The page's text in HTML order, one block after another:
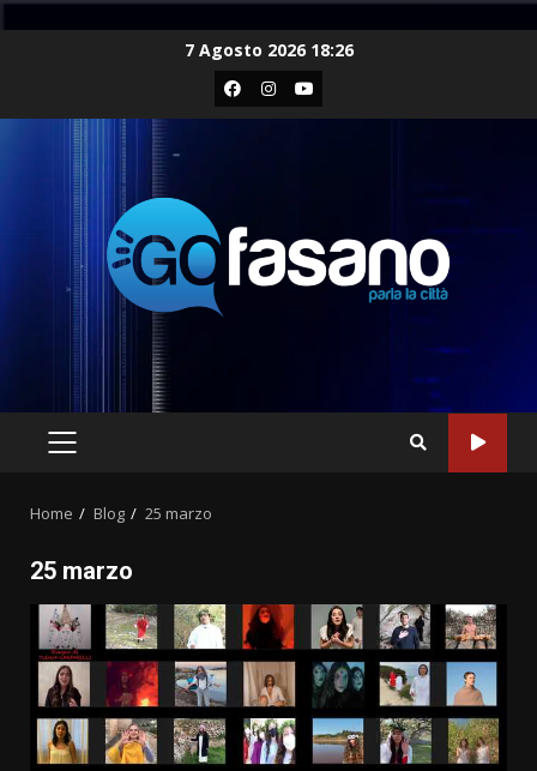
7 Agosto 2026 18:26
Facebook
Instagram
Youtube
PRIMARY
Home Blog 25 marzo
25 marzo